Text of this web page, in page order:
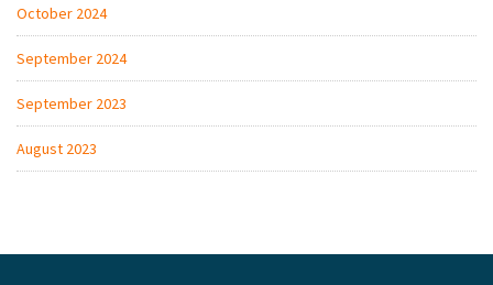
October 2024
September 2024
September 2023
August 2023